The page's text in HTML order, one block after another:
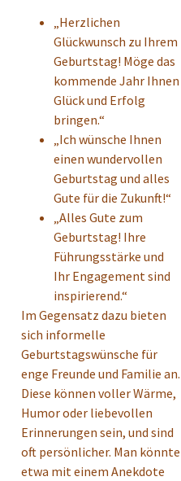
„Herzlichen
Glückwunsch zu Ihrem
Geburtstag! Möge das
kommende Jahr Ihnen
Glück und Erfolg
bringen.“
„Ich wünsche Ihnen
einen wundervollen
Geburtstag und alles
Gute für die Zukunft!“
„Alles Gute zum
Geburtstag! Ihre
Führungsstärke und
Ihr Engagement sind
inspirierend.“
Im Gegensatz dazu bieten
sich informelle
Geburtstagswünsche für
enge Freunde und Familie an.
Diese können voller Wärme,
Humor oder liebevollen
Erinnerungen sein, und sind
oft persönlicher. Man könnte
etwa mit einem Anekdote